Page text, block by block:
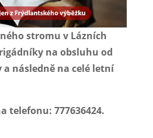
stromu v Lázních
na obsluhu od
následně na celé letní
telefonu: 777636424.